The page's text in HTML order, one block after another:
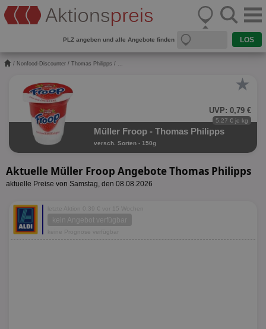
PLZ angeben und alle Angebote finden
/ Nonfood-Discounter / Thomas Philipps / ...
★
UVP: 0,79 €
5,27 € je kg
Müller Froop - Thomas Philipps
versch. Sorten - 150g
Aktuelle Müller Froop Angebote Thomas Philipps
aktuelle Preise von Samstag, den 08.08.2026
letzte Aktion 0,39 € vor 15 Wochen
kein Angebot verfügbar
keine Prognose verfügbar